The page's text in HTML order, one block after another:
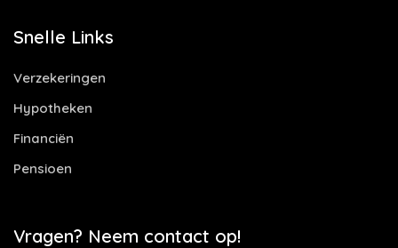
Snelle Links
Verzekeringen
Hypotheken
Financiën
Pensioen
Vragen? Neem contact op!